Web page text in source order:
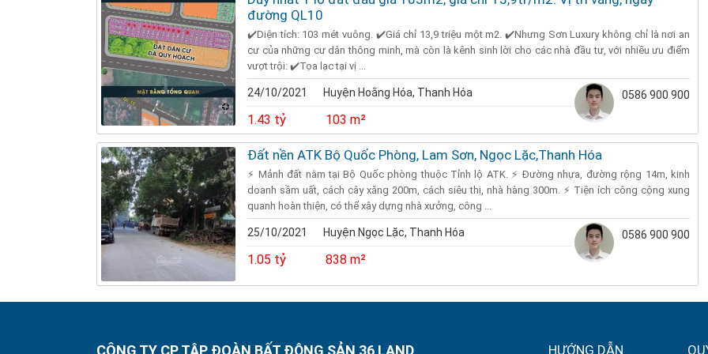
đường QL10
✔️Diện tích: 103 mét vuông. ✔️Giá chỉ 13,9 triệu một m2. ✔️Nhưng Sơn Luxury không chỉ là nơi an
cư của những cư dân thông minh, mà còn là kênh sinh lời cho các nhà đầu tư, với nhiều ưu điểm
vượt trội: ✔️Tọa lạc tại vị ...
24/10/2021 Huyện Hoằng Hóa, Thanh Hóa
1.43 tỷ 103 m²
0586 900 900
Đất nền ATK Bộ Quốc Phòng, Lam Sơn, Ngọc Lặc,Thanh Hóa
⚡ Mảnh đất nằm tại Bộ Quốc phòng thuộc Tỉnh lộ ATK. ⚡ Đường nhựa, đường rộng 14m, kinh
doanh sầm uất, cách cây xăng 200m, cách siêu thị, nhà hàng 300m. ⚡ Tiện ích công cộng xung
quanh hoàn thiện, có thể xây dựng nhà xưởng, công ...
25/10/2021 Huyện Ngọc Lặc, Thanh Hóa
1.05 tỷ 838 m²
0586 900 900
CÔNG TY CP TẬP ĐOÀN BẤT ĐỘNG SẢN 36 LAND HƯỚNG DẪN